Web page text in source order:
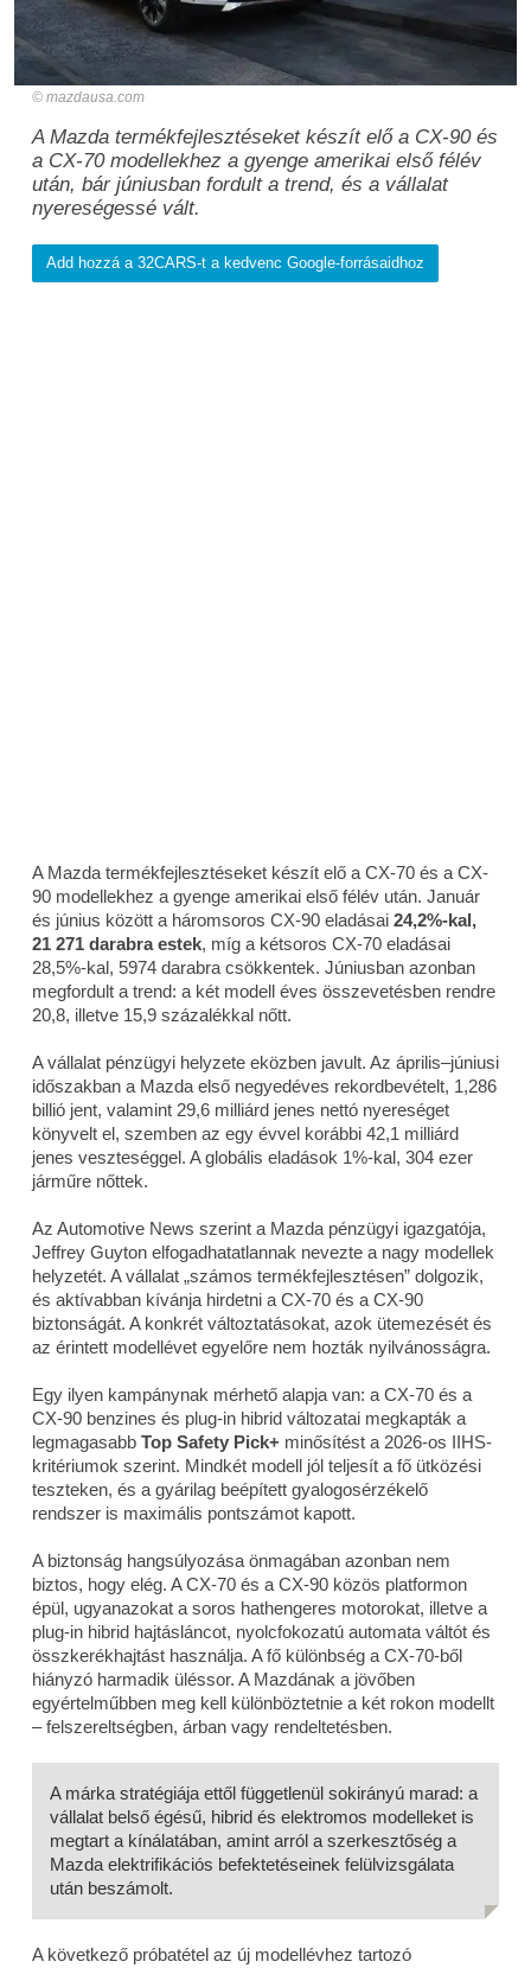
mazdausa.com
A Mazda termékfejlesztéseket készít elő a CX-90 és
a CX-70 modellekhez a gyenge amerikai első félév
után, bár júniusban fordult a trend, és a vállalat
nyereségessé vált.
Add hozzá a 32CARS-t a kedvenc Google-forrásaidhoz
A Mazda termékfejlesztéseket készít elő a CX-70 és a CX-
90 modellekhez a gyenge amerikai első félév után. Január
és június között a háromsoros CX-90 eladásai 24,2%-kal,
21 271 darabra estek, míg a kétsoros CX-70 eladásai
28,5%-kal, 5974 darabra csökkentek. Júniusban azonban
megfordult a trend: a két modell éves összevetésben rendre
20,8, illetve 15,9 százalékkal nőtt.
A vállalat pénzügyi helyzete eközben javult. Az április–júniusi
időszakban a Mazda első negyedéves rekordbevételt, 1,286
billió jent, valamint 29,6 milliárd jenes nettó nyereséget
könyvelt el, szemben az egy évvel korábbi 42,1 milliárd
jenes veszteséggel. A globális eladások 1%-kal, 304 ezer
járműre nőttek.
Az Automotive News szerint a Mazda pénzügyi igazgatója,
Jeffrey Guyton elfogadhatatlannak nevezte a nagy modellek
helyzetét. A vállalat „számos termékfejlesztésen” dolgozik,
és aktívabban kívánja hirdetni a CX-70 és a CX-90
biztonságát. A konkrét változtatásokat, azok ütemezését és
az érintett modellévet egyelőre nem hozták nyilvánosságra.
Egy ilyen kampánynak mérhető alapja van: a CX-70 és a
CX-90 benzines és plug-in hibrid változatai megkapták a
legmagasabb Top Safety Pick+ minősítést a 2026-os IIHS-
kritériumok szerint. Mindkét modell jól teljesít a fő ütközési
teszteken, és a gyárilag beépített gyalogosérzékelő
rendszer is maximális pontszámot kapott.
A biztonság hangsúlyozása önmagában azonban nem
biztos, hogy elég. A CX-70 és a CX-90 közös platformon
épül, ugyanazokat a soros hathengeres motorokat, illetve a
plug-in hibrid hajtásláncot, nyolcfokozatú automata váltót és
összkerékhajtást használja. A fő különbség a CX-70-ből
hiányzó harmadik üléssor. A Mazdának a jövőben
egyértelműbben meg kell különböztetnie a két rokon modellt
– felszereltségben, árban vagy rendeltetésben.
A márka stratégiája ettől függetlenül sokirányú marad: a
vállalat belső égésű, hibrid és elektromos modelleket is
megtart a kínálatában, amint arról a szerkesztőség a
Mazda elektrifikációs befektetéseinek felülvizsgálata
után beszámolt.
A következő próbatétel az új modellévhez tartozó